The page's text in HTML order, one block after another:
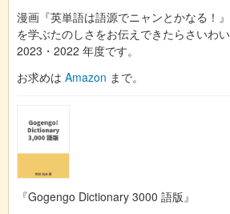
漫画『英単語は語源でニャンとかなる！
を学ぶたのしさをお伝えできたらさいわ
2023・2022 年度です。
お求めは Amazon まで。
『Gogengo Dictionary 3000 語版』